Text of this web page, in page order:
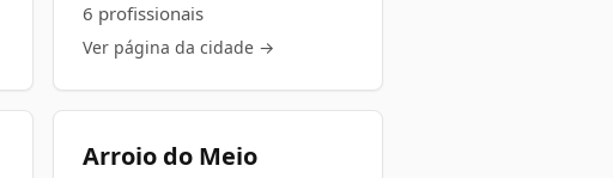
6 profissionais
Ver página da cidade →
Arroio do Meio